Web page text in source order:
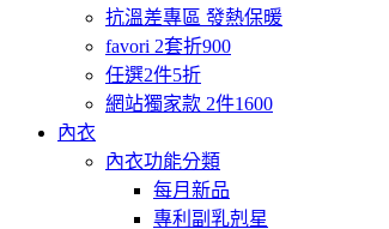
抗溫差專區 發熱保暖
favori 2套折900
任選2件5折
網站獨家款 2件1600
內衣
內衣功能分類
每月新品
專利副乳剋星